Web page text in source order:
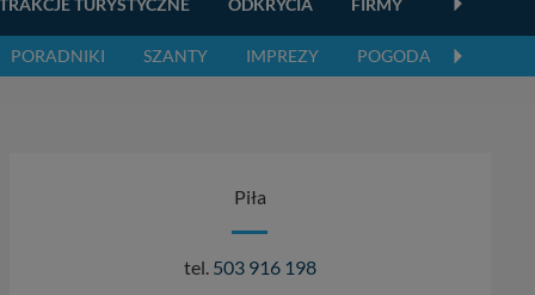
PORADNIKI SZANTY IMPREZY POGODA
Piła
tel. 503 916 198